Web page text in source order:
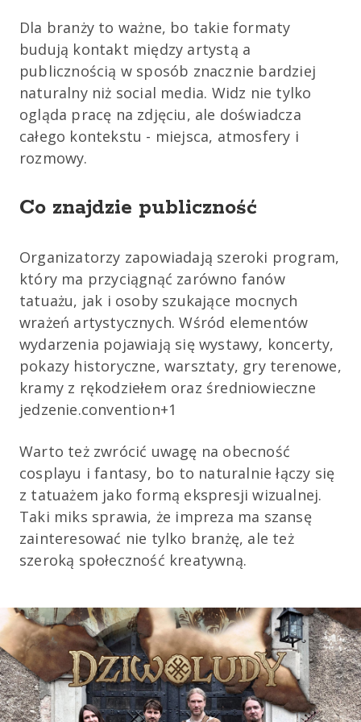
Dla branży to ważne, bo takie formaty
budują kontakt między artystą a
publicznością w sposób znacznie bardziej
naturalny niż social media. Widz nie tylko
ogląda pracę na zdjęciu, ale doświadcza
całego kontekstu - miejsca, atmosfery i
rozmowy.
Co znajdzie publiczność
Organizatorzy zapowiadają szeroki program,
który ma przyciągnąć zarówno fanów
tatuażu, jak i osoby szukające mocnych
wrażeń artystycznych. Wśród elementów
wydarzenia pojawiają się wystawy, koncerty,
pokazy historyczne, warsztaty, gry terenowe,
kramy z rękodziełem oraz średniowieczne
jedzenie.convention+1
Warto też zwrócić uwagę na obecność
cosplayu i fantasy, bo to naturalnie łączy się
z tatuażem jako formą ekspresji wizualnej.
Taki miks sprawia, że impreza ma szansę
zainteresować nie tylko branżę, ale też
szeroką społeczność kreatywną.